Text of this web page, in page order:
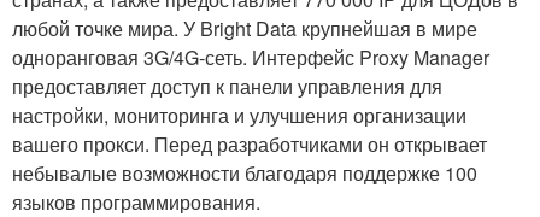
любой точке мира. У Bright Data крупнейшая в мире
одноранговая 3G/4G-сеть. Интерфейс Proxy Manager
предоставляет доступ к панели управления для
настройки, мониторинга и улучшения организации
вашего прокси. Перед разработчиками он открывает
небывалые возможности благодаря поддержке 100
языков программирования.